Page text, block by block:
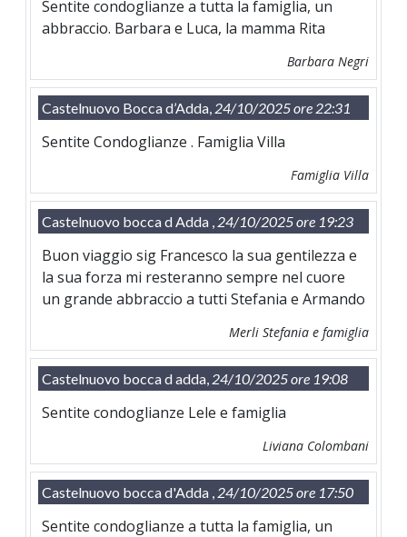
Sentite condoglianze a tutta la famiglia, un
abbraccio. Barbara e Luca, la mamma Rita
Barbara Negri
Castelnuovo Bocca d’Adda, 24/10/2025 ore 22:31
Sentite Condoglianze . Famiglia Villa
Famiglia Villa
Castelnuovo bocca d Adda , 24/10/2025 ore 19:23
Buon viaggio sig Francesco la sua gentilezza e
la sua forza mi resteranno sempre nel cuore
un grande abbraccio a tutti Stefania e Armando
Merli Stefania e famiglia
Castelnuovo bocca d adda, 24/10/2025 ore 19:08
Sentite condoglianze Lele e famiglia
Liviana Colombani
Castelnuovo bocca d'Adda , 24/10/2025 ore 17:50
Sentite condoglianze a tutta la famiglia, un